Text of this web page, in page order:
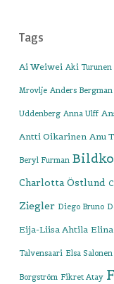
Tags
Ai Weiwei Aki Turunen
Mrovlje Anders Bergman
Uddenberg Anna Ulff
Antti Oikarinen Anu
Beryl Furman
Charlotta Östlund
Ziegler Diego Bruno
Eija-Liisa Ahtila
Talvensaari Elsa Salonen
Borgström Fikret Atay